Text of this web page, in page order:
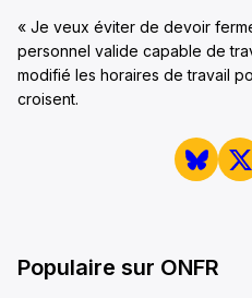
« Je veux éviter de devoir
personnel valide capable de
modifié les horaires de travail
croisent.
Populaire sur ONFR